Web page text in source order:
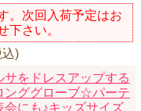
。次回入荷予定はお
下さい。
込)
をドレスアップする
ググローブ☆パーテ
会にも♪キッズサイズ